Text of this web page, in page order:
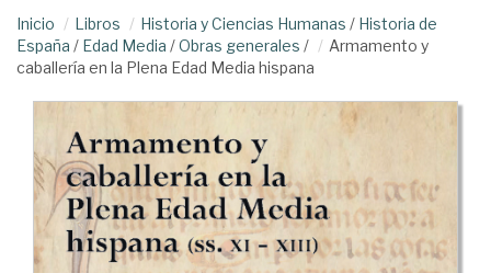
Inicio Libros Historia y Ciencias Humanas / Historia de
España / Edad Media /Obras generales /
Armamento y
caballería en la Plena Edad Media hispana